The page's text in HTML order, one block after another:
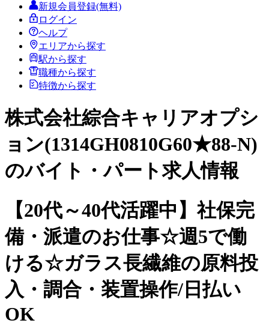
新規会員登録(無料)
ログイン
ヘルプ
エリアから探す
駅から探す
職種から探す
特徴から探す
株式会社綜合キャリアオプシ
ョン(1314GH0810G60★88-N)
のバイト・パート求人情報
【20代～40代活躍中】社保完
備・派遣のお仕事☆週5で働
ける☆ガラス長繊維の原料投
入・調合・装置操作/日払い
OK